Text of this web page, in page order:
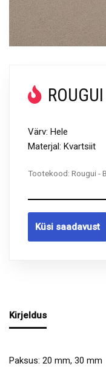
Värv: Hele
Materjal: Kvartsiit
Tootekood: Rougui -
Küsi saadavust
Kirjeldus
Paksus: 20 mm, 30 mm